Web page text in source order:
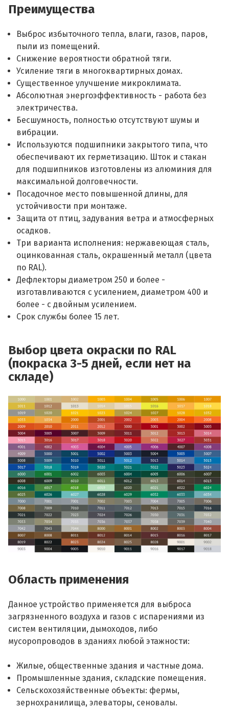
Преимущества
Выброс избыточного тепла, влаги, газов, паров,
пыли из помещений.
Снижение вероятности обратной тяги.
Усиление тяги в многоквартирных домах.
Существенное улучшение микроклимата.
Абсолютная энергоэффективность - работа без
электричества.
Бесшумность, полностью отсутствуют шумы и
вибрации.
Используются подшипники закрытого типа, что
обеспечивают их герметизацию. Шток и стакан
для подшипников изготовлены из алюминия для
максимальной долговечности.
Посадочное место повышенной длины, для
устойчивости при монтаже.
Защита от птиц, задувания ветра и атмосферных
осадков.
Три варианта исполнения: нержавеющая сталь,
оцинкованная сталь, окрашенный металл (цвета
по RAL).
Дефлекторы диаметром 250 и более -
изготавливаются с усилением, диаметром 400 и
более - с двойным усилением.
Срок службы более 15 лет.
Выбор цвета окраски по RAL
(покраска 3-5 дней, если нет на
складе)
Область применения
Данное устройство применяется для выброса
загрязненного воздуха и газов с испарениями из
систем вентиляции, дымоходов, либо
мусоропроводов в зданиях любой этажности:
Жилые, общественные здания и частные дома.
Промышленные здания, складские помещения.
Сельскохозяйственные объекты: фермы,
зернохранилища, элеваторы, сеновалы.